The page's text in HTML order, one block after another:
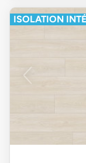
ISOLATION